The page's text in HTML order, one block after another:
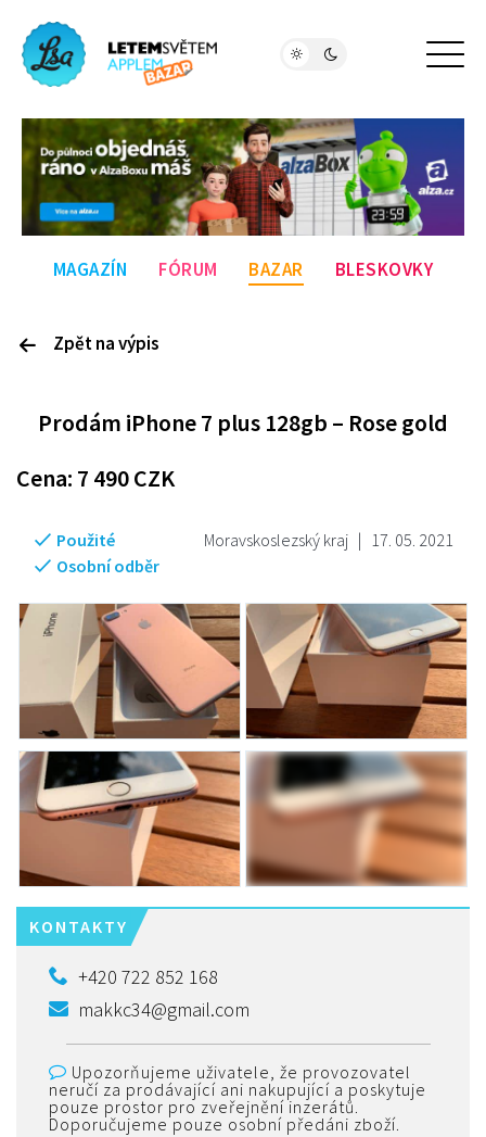
MAGAZÍN FÓRUM BAZAR BLESKOVKY
Zpět na výpis
Prodám iPhone 7 plus 128gb – Rose gold
Cena: 7 490CZK
Moravskoslezský kraj | 17. 05. 2021
Použité
Osobní odběr
KONTAKTY
+420 722 852 168
makkc34@gmail.com
Upozorňujeme uživatele, že provozovatel
neručí za prodávající ani nakupující a poskytuje
pouze prostor pro zveřejnění inzerátů.
Doporučujeme pouze osobní předáni zboží.